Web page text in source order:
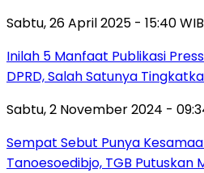
Sabtu, 26 April 2025 - 15:40 WIB
Inilah 5 Manfaat Publikasi
DPRD, Salah Satunya
Sabtu, 2 November 2024 -
Sempat Sebut Punya
Tanoesoedibjo, TGB Putuskan